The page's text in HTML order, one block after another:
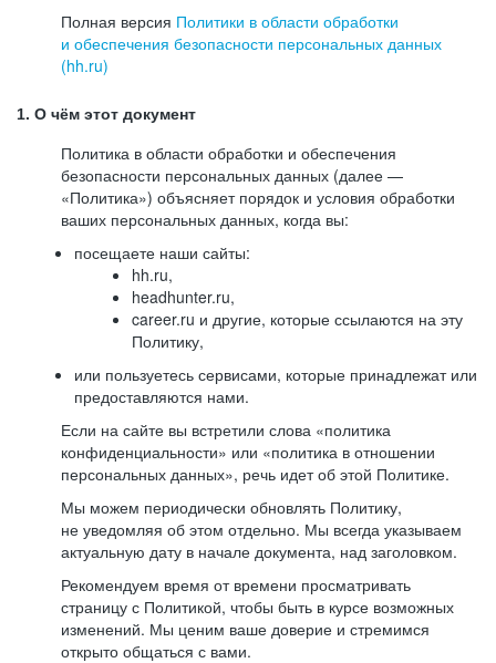
Полная версия Политики в области обработки
и обеспечения безопасности персональных данных
(hh.ru)
1. О чём этот документ
Политика в области обработки и обеспечения
безопасности персональных данных (далее —
«Политика») объясняет порядок и условия обработки
ваших персональных данных, когда вы:
посещаете наши сайты:
hh.ru,
headhunter.ru,
career.ru и другие, которые ссылаются на эту
Политику,
или пользуетесь сервисами, которые принадлежат или
предоставляются нами.
Если на сайте вы встретили слова «политика
конфиденциальности» или «политика в отношении
персональных данных», речь идет об этой Политике.
Мы можем периодически обновлять Политику,
не уведомляя об этом отдельно. Мы всегда указываем
актуальную дату в начале документа, над заголовком.
Рекомендуем время от времени просматривать
страницу с Политикой, чтобы быть в курсе возможных
изменений. Мы ценим ваше доверие и стремимся
открыто общаться с вами.